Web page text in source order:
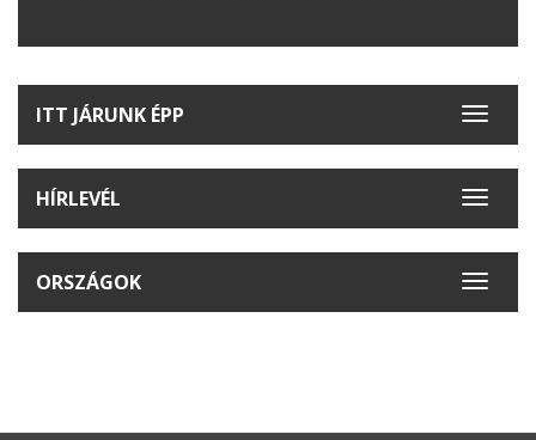
Toggle
ITT JÁRUNK ÉPP
Toggle
HÍRLEVÉL
Toggle
ORSZÁGOK